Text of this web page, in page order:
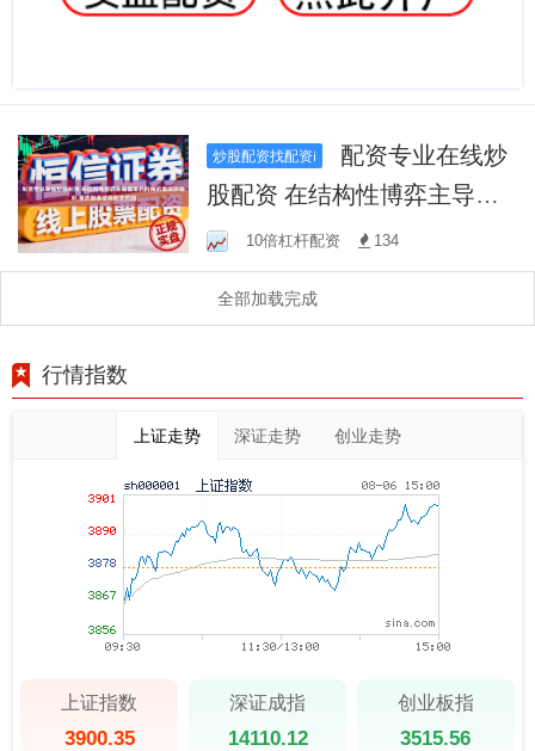
炒股配资找配资i
股配资 在结构性博弈主导盘
面的阶段的盘面环境中,重庆
股票证券配资的因
10倍杠杆配资 134
全部加载完成
行情指数
上证走势 深证走势 创业走势
上证指数
3900.35
深证成指
14110.12
创业板指
3515.56